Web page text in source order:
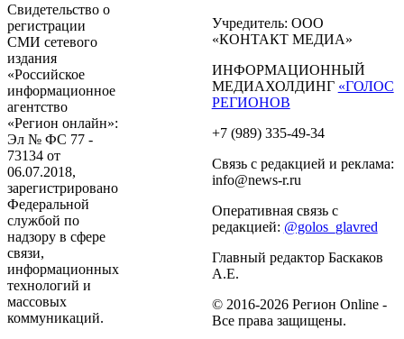
Свидетельство о
регистрации
СМИ сетевого
издания
«Российское
информационное
агентство
«Регион онлайн»:
Эл № ФС 77 -
73134 от
06.07.2018,
зарегистрировано
Федеральной
службой по
надзору в сфере
связи,
информационных
технологий и
массовых
коммуникаций.
Учредитель: ООО
«КОНТАКТ МЕДИА»
ИНФОРМАЦИОННЫЙ
МЕДИАХОЛДИНГ «ГОЛОС
РЕГИОНОВ
+7 (989) 335-49-34
Связь с редакцией и реклама:
info@news-r.ru
Оперативная связь с
редакцией: @golos_glavred
Главный редактор Баскаков
А.Е.
© 2016-2026 Регион Online -
Все права защищены.